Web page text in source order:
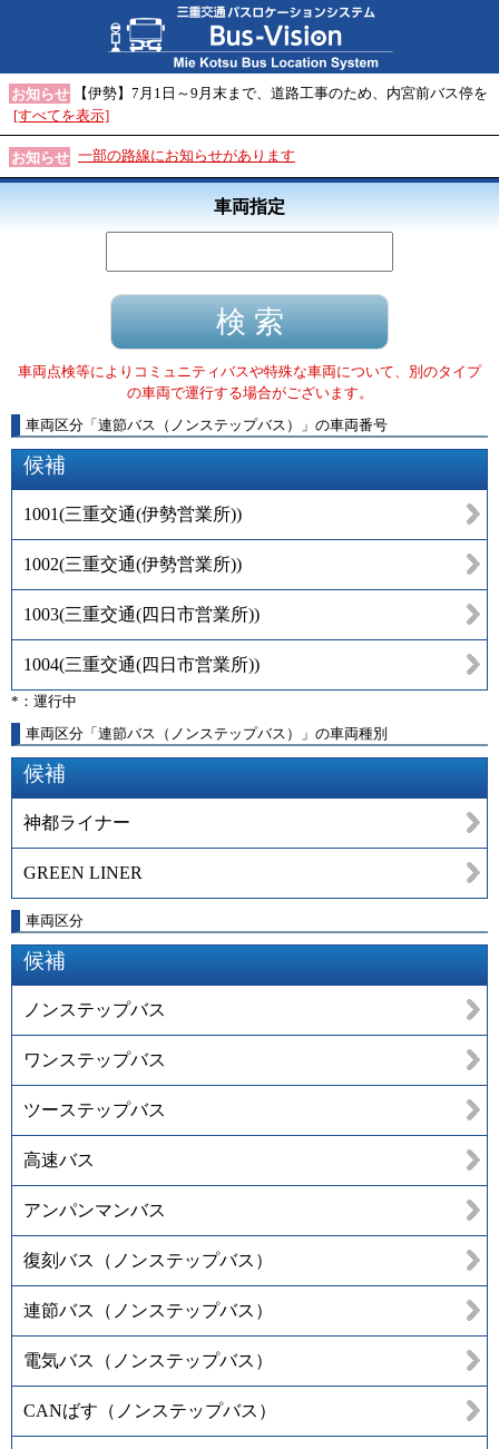
お知らせ
【伊勢】7月1日～9月末まで、道路工事のため、内宮前バス停を
[すべてを表示]
お知らせ 一部の路線にお知らせがあります
車両指定
車両点検等によりコミュニティバスや特殊な車両について、別のタイプ
の車両で運行する場合がございます。
車両区分 「 連節バス（ノンステップバス） 」 の車両番号
候補
1001(三重交通(伊勢営業所))
1002(三重交通(伊勢営業所))
1003(三重交通(四日市営業所))
1004(三重交通(四日市営業所))
*：運行中
車両区分「連節バス（ノンステップバス）」の車両種別
候補
神都ライナー
GREEN LINER
車両区分
候補
ノンステップバス
ワンステップバス
ツーステップバス
高速バス
アンパンマンバス
復刻バス（ノンステップバス）
連節バス（ノンステップバス）
電気バス（ノンステップバス）
CANばす（ノンステップバス）